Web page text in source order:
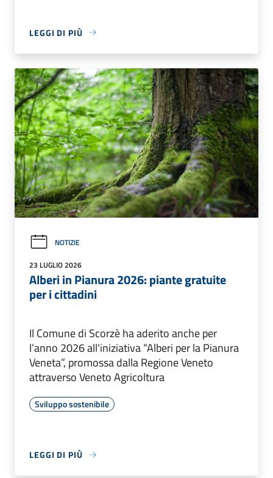
LEGGI DI PIÙ
NOTIZIE
23 LUGLIO 2026
Alberi in Pianura 2026: piante gratuite
per i cittadini
Il Comune di Scorzè ha aderito anche per
l’anno 2026 all'iniziativa “Alberi per la Pianura
Veneta”, promossa dalla Regione Veneto
attraverso Veneto Agricoltura
Sviluppo sostenibile
LEGGI DI PIÙ